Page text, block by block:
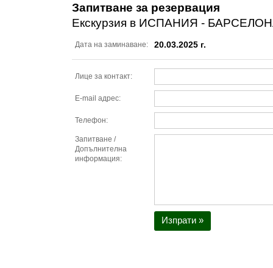
Запитване за резервация
Екскурзия в ИСПАНИЯ -
Дата на заминаване: 20.03.2025 г.
Лице за контакт:
E-mail адрес:
Телефон:
Запитване /
Допълнителна
информация:
Изпрати »